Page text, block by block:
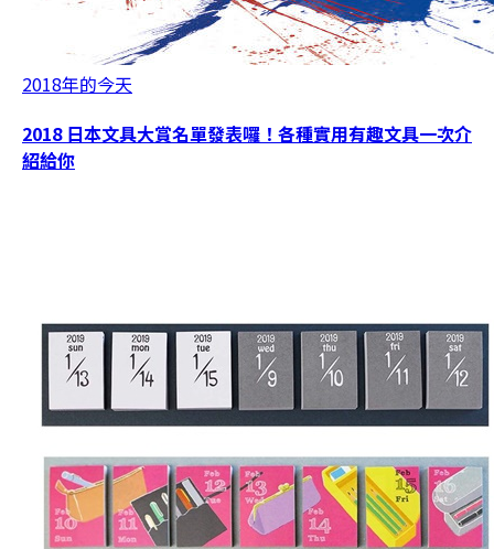
2018年的今天
2018 日本文具大賞名單發表囉！各種實用有趣文具一次介
紹給你